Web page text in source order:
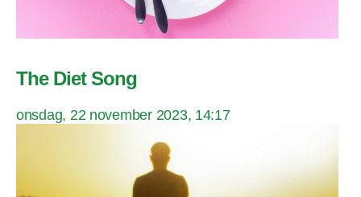
The Diet Song
onsdag, 22 november 2023, 14:17